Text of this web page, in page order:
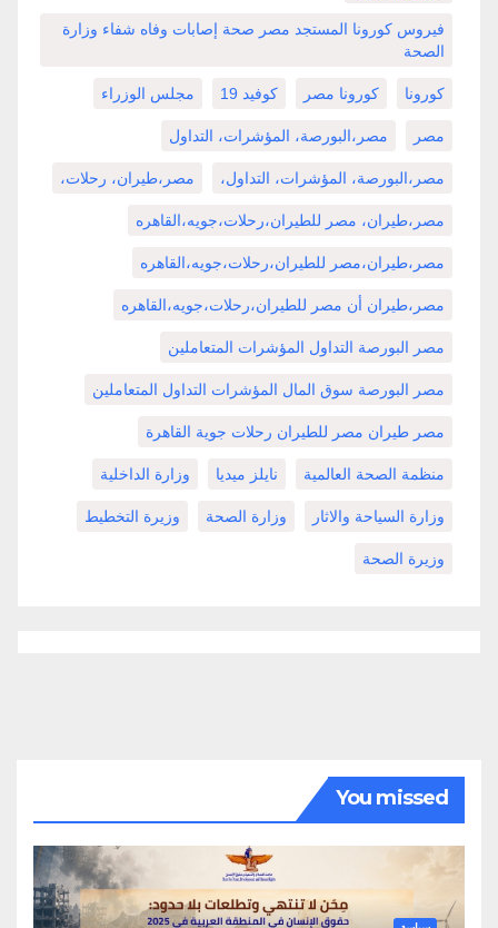
فيروس كورونا المستجد مصر صحة إصابات وفاه شفاء وزارة
الصحة
كورونا كورونا مصر كوفيد 19 مجلس الوزراء
مصر مصر،البورصة، المؤشرات، التداول
مصر،البورصة، المؤشرات، التداول، مصر،طيران، رحلات،
مصر،طيران، مصر للطيران،رحلات،جويه،القاهره
مصر،طيران،مصر للطيران،رحلات،جويه،القاهره
مصر،طيران أن مصر للطيران،رحلات،جويه،القاهره
مصر البورصة التداول المؤشرات المتعاملين
مصر البورصة سوق المال المؤشرات التداول المتعاملين
مصر طيران مصر للطيران رحلات جوية القاهرة
منظمة الصحة العالمية نايلز ميديا وزارة الداخلية
وزارة السياحة والاثار وزارة الصحة وزيرة التخطيط
وزيرة الصحة
You missed